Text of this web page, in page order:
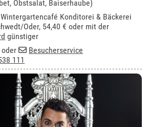
Obstsalat, Baiserhaube)
Wintergartencafé Konditorei & Bäckerei
Oder, 54,40 € oder mit der
günstiger
oder
Besucherservice
111